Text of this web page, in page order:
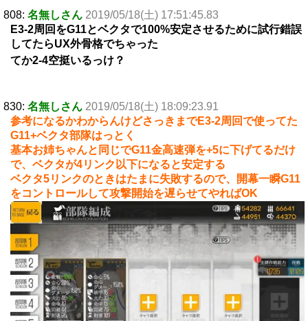
808: 名無しさん 2019/05/18(土) 17:51:45.83
E3-2周回をG11とベクタで100%安定させるために試行錯誤
してたらUX外骨格でちゃった
てか2-4空挺いるっけ？
830: 名無しさん 2019/05/18(土) 18:09:23.91
参考になるかわからんけどさっきまでE3-2周回で使ってた
G11+ベクタ部隊はっとく
基本お姉ちゃんと同じでG11金高速弾を+5に下げてるだけ
で、ベクタが4リンク以下になると安定する
ベクタ5リンクのときはたまに失敗するので、開幕一瞬G11
をコントロールして攻撃開始を遅らせてやればOK